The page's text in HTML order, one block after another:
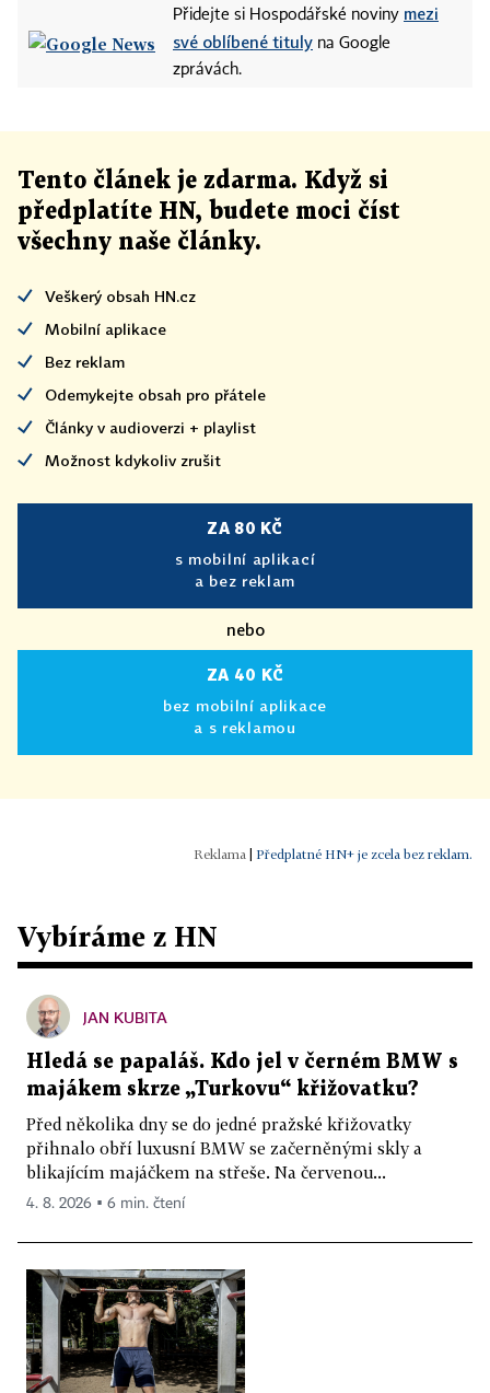
Přidejte si Hospodářské noviny mezi
své oblíbené tituly na Google
zprávách.
Tento článek je zdarma. Když si
předplatíte HN, budete moci číst
všechny naše články.
Veškerý obsah HN.cz
Mobilní aplikace
Bez reklam
Odemykejte obsah pro přátele
Články v audioverzi + playlist
Možnost kdykoliv zrušit
ZA 80 KČ
s mobilní aplikací
a bez reklam
nebo
ZA 40 KČ
bez mobilní aplikace
a s reklamou
Předplatné HN+ je zcela bez reklam.
Vybíráme z HN
JAN KUBITA
Hledá se papaláš. Kdo jel v černém BMW s
majákem skrze „Turkovu“ křižovatku?
Před několika dny se do jedné pražské křižovatky
přihnalo obří luxusní BMW se začerněnými skly a
blikajícím majáčkem na střeše. Na červenou...
4. 8. 2026 ▪ 6 min. čtení